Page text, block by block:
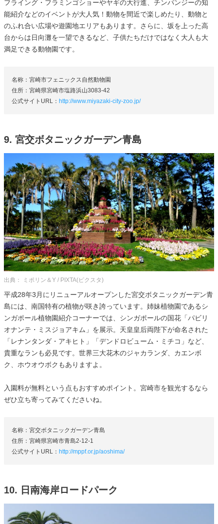
フライング・フラミンゴショーやヤギの大行進、チンパンジーの知
能紹介などのイベントが大人気！動物を間近で楽しめたり、動物と
のふれ合い広場や遊園地エリアもあります。さらに、坂を上った高
台からは日向灘を一望できるなど、子供たちだけではなく大人も大
満足できる動物園です。
名称：宮崎市フェニックス自然動物園
住所：宮崎県宮崎市塩路浜山3083-42
公式サイトURL： http://www.miyazaki-city-zoo.jp/
9. 宮交ボタニックガーデン青島
出典： ミポリン＆Y / PIXTA(ピクスタ)
平成28年3月にリニューアルオープンした宮交ボタニックガーデン青
島には、南国特有の植物が咲き誇っています。姉妹植物園であるシ
ンガポール植物園紹介コーナーでは、シンガポールの国花「パビリ
オナンテ・ミスジョアキム」を展示。天皇皇后両陛下が命名された
「レナンタンダ・アキヒト」「デンドロビューム・ミチコ」など、
貴重なランも必見です。世界三大花木のジャカランダ、カエンボ
ク、ホウオウボクもありますよ。
入園料が無料という点もおすすめポイント。宮崎市を観光するなら
ぜひ立ち寄ってみてくださいね。
名称：宮交ボタニックガーデン青島
住所：宮崎県宮崎市青島2-12-1
公式サイトURL： http://mppf.or.jp/aoshima/
10. 日南海岸ロードパーク